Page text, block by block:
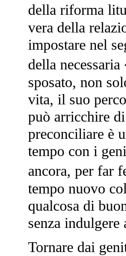
della riforma
vera della
impostare nel
della
sposato, non
vita, il suo
può arricchire
preconciliare è
tempo con i
ancora, per far
tempo nuovo
qualcosa di
senza indulgere
Tornare dai